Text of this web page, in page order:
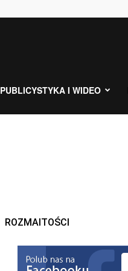
PUBLICYSTYKA I WIDEO
ROZMAITOŚCI